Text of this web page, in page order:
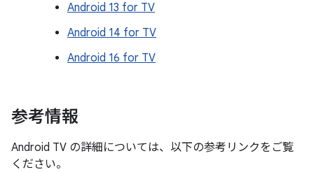
Android 13 for TV
Android 14 for TV
Android 16 for TV
参考情報
Android TV の詳細については、以下の参考リンクをご覧
ください。